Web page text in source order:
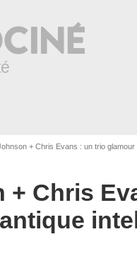
+ Chris Evans : un trio glamour pour
+ Chris